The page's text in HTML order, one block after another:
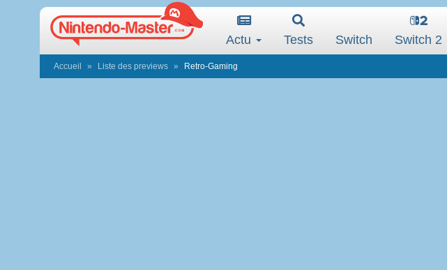
Actu Tests Switch Switch 2
Accueil Liste des previews Retro-Gaming